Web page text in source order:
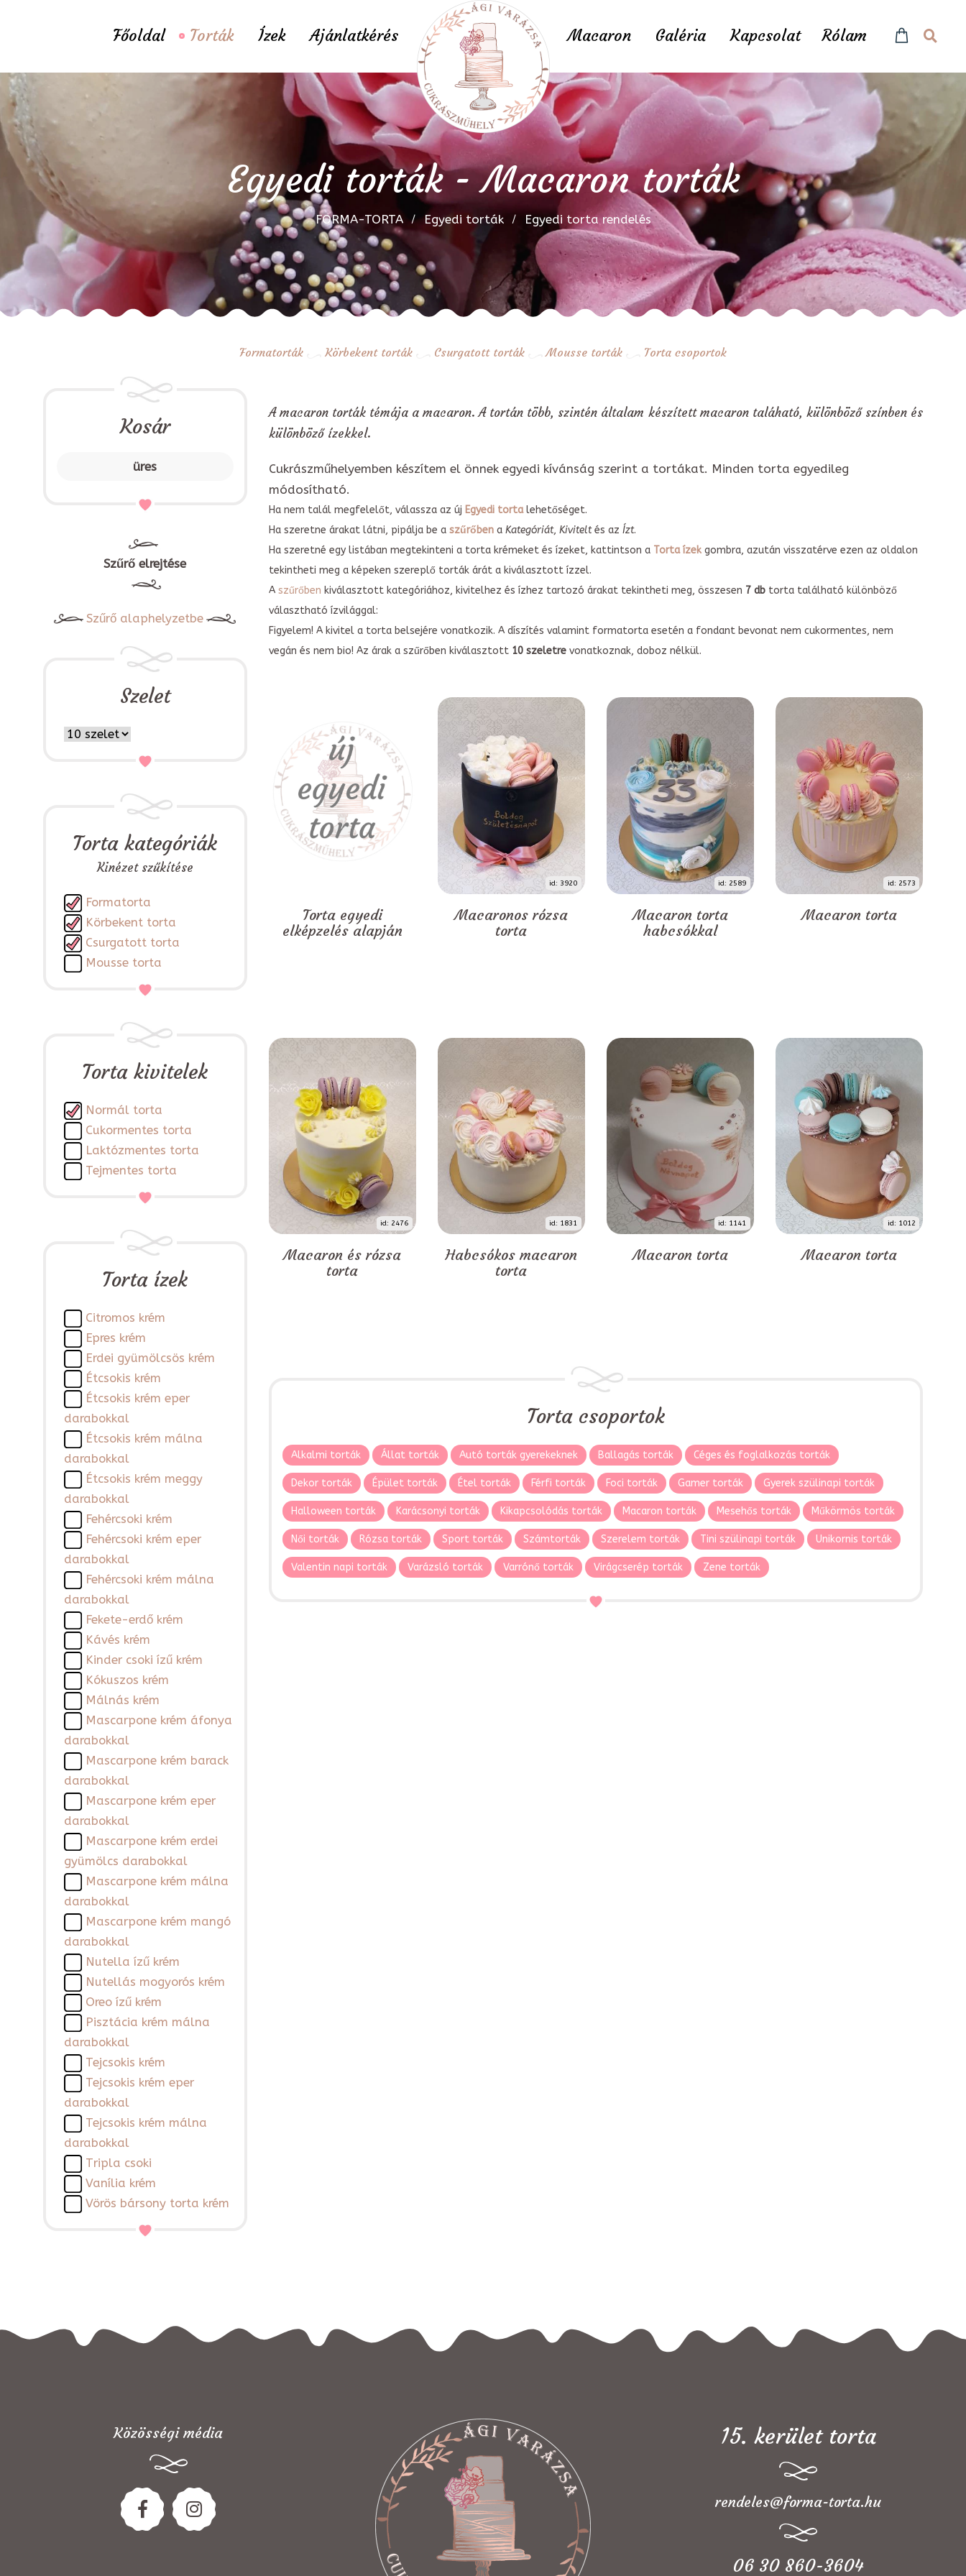
Főoldal Torták Ízek Ajánlatkérés Macaron Galéria Kapcsolat Rólam
Egyedi torták - Macaron torták
FORMA-TORTA Egyedi torták Egyedi torta rendelés
Formatorták Körbekent torták Csurgatott torták Mousse torták Torta csoportok
Kosár
üres
Szűrő elrejtése
Szűrő alaphelyzetbe
Szelet
Torta kategóriák
Kinézet szűkítése
Formatorta
Körbekent torta
Csurgatott torta
Mousse torta
Torta kivitelek
Normál torta
Cukormentes torta
Laktózmentes torta
Tejmentes torta
Torta ízek
Citromos krém
Epres krém
Erdei gyümölcsös krém
Étcsokis krém
Étcsokis krém eper
darabokkal
Étcsokis krém málna
darabokkal
Étcsokis krém meggy
darabokkal
Fehércsoki krém
Fehércsoki krém eper
darabokkal
Fehércsoki krém málna
darabokkal
Fekete-erdő krém
Kávés krém
Kinder csoki ízű krém
Kókuszos krém
Málnás krém
Mascarpone krém áfonya
darabokkal
Mascarpone krém barack
darabokkal
Mascarpone krém eper
darabokkal
Mascarpone krém erdei
gyümölcs darabokkal
Mascarpone krém málna
darabokkal
Mascarpone krém mangó
darabokkal
Nutella ízű krém
Nutellás mogyorós krém
Oreo ízű krém
Pisztácia krém málna
darabokkal
Tejcsokis krém
Tejcsokis krém eper
darabokkal
Tejcsokis krém málna
darabokkal
Tripla csoki
Vanília krém
Vörös bársony torta krém
A macaron torták témája a macaron. A tortán több, szintén általam készített macaron taláható, különböző színben és
különböző ízekkel.
Cukrászműhelyemben készítem el önnek egyedi kívánság szerint a tortákat. Minden torta egyedileg
módosítható.
Ha nem talál megfelelőt, válassza az új Egyedi tortalehetőséget.
Ha szeretne árakat látni, pipálja be a szűrőbena Kategóriát, Kiviteltés az Ízt.
Ha szeretné egy listában megtekinteni a torta krémeket és ízeket, kattintson a Torta ízekgombra, azután visszatérve ezen az oldalon
tekintheti meg a képeken szereplő torták árát a kiválasztott ízzel.
A szűrőben kiválasztott kategóriához, kivitelhez és ízhez tartozó árakat tekintheti meg, összesen 7 dbtorta található különböző
választható ízvilággal:
Figyelem! A kivitel a torta belsejére vonatkozik. A díszítés valamint formatorta esetén a fondant bevonat nem cukormentes, nem
vegán és nem bio! Az árak a szűrőben kiválasztott 10 szeletrevonatkoznak, doboz nélkül.
Torta egyedi
elképzelés alapján
id: 3920
Macaronos rózsa
torta
id: 2589
Macaron torta
habcsókkal
id: 2573
Macaron torta
id: 2476
Macaron és rózsa
torta
id: 1831
Habcsókos macaron
torta
id: 1141
Macaron torta
id: 1012
Macaron torta
Torta csoportok
Alkalmi torták Állat torták Autó torták gyerekeknek Ballagás torták Céges és foglalkozás torták
Dekor torták Épület torták Étel torták Férfi torták Foci torták Gamer torták Gyerek szülinapi torták
Halloween torták Karácsonyi torták Kikapcsolódás torták Macaron torták Mesehős torták Műkörmös torták
Női torták Rózsa torták Sport torták Számtorták Szerelem torták Tini szülinapi torták Unikornis torták
Valentin napi torták Varázsló torták Varrónő torták Virágcserép torták Zene torták
Közösségi média 15. kerület torta
rendeles@forma-torta.hu
06 30 860-3604